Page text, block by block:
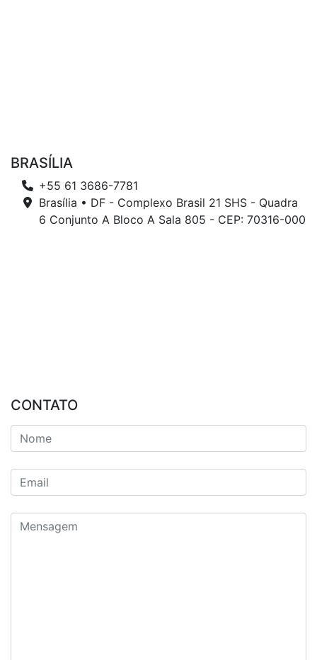
BRASÍLIA
+55 61 3686-7781
Brasília • DF - Complexo Brasil 21 SHS - Quadra
6 Conjunto A Bloco A Sala 805 - CEP: 70316-000
CONTATO